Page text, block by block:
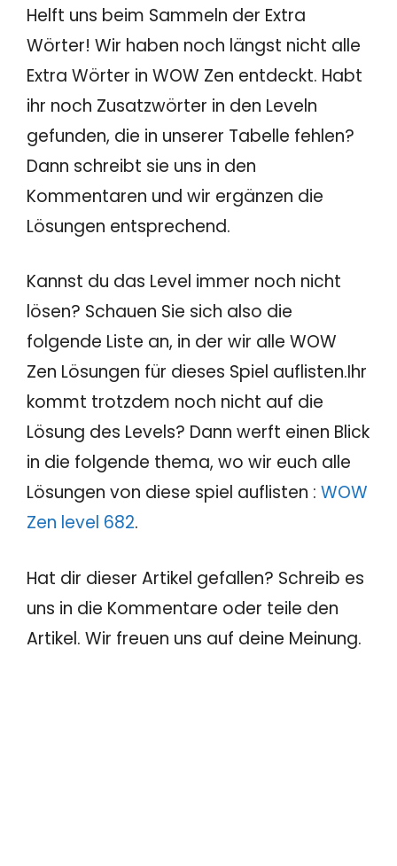
Helft uns beim Sammeln der Extra
Wörter! Wir haben noch längst nicht alle
Extra Wörter in WOW Zen entdeckt. Habt
ihr noch Zusatzwörter in den Leveln
gefunden, die in unserer Tabelle fehlen?
Dann schreibt sie uns in den
Kommentaren und wir ergänzen die
Lösungen entsprechend.
Kannst du das Level immer noch nicht
lösen? Schauen Sie sich also die
folgende Liste an, in der wir alle WOW
Zen Lösungen für dieses Spiel auflisten.Ihr
kommt trotzdem noch nicht auf die
Lösung des Levels? Dann werft einen Blick
in die folgende thema, wo wir euch alle
Lösungen von diese spiel auflisten : WOW
Zen level 682.
Hat dir dieser Artikel gefallen? Schreib es
uns in die Kommentare oder teile den
Artikel. Wir freuen uns auf deine Meinung.